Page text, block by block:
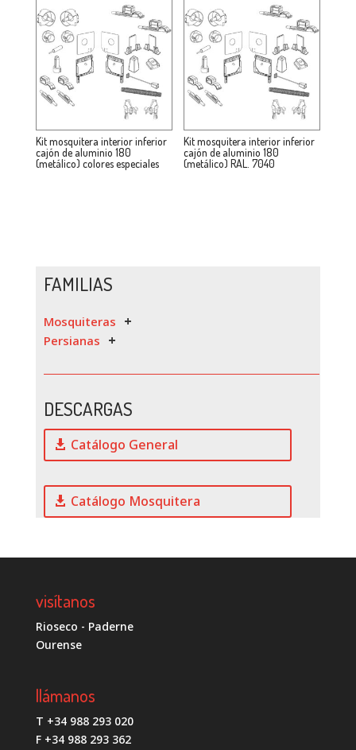
Kit mosquitera interior inferior
cajón de aluminio 180
(metálico) colores especiales
Kit mosquitera interior inferior
cajón de aluminio 180
(metálico) RAL. 7040
FAMILIAS
Mosquiteras
Persianas
DESCARGAS
Catálogo General
Catálogo Mosquitera
visítanos
Rioseco - Paderne
Ourense
llámanos
T +34 988 293 020
F +34 988 293 362